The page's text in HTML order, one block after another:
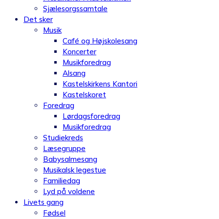
Sjælesorgssamtale
Det sker
Musik
Café og Højskolesang
Koncerter
Musikforedrag
Alsang
Kastelskirkens Kantori
Kastelskoret
Foredrag
Lørdagsforedrag
Musikforedrag
Studiekreds
Læsegruppe
Babysalmesang
Musikalsk legestue
Familiedag
Lyd på voldene
Livets gang
Fødsel